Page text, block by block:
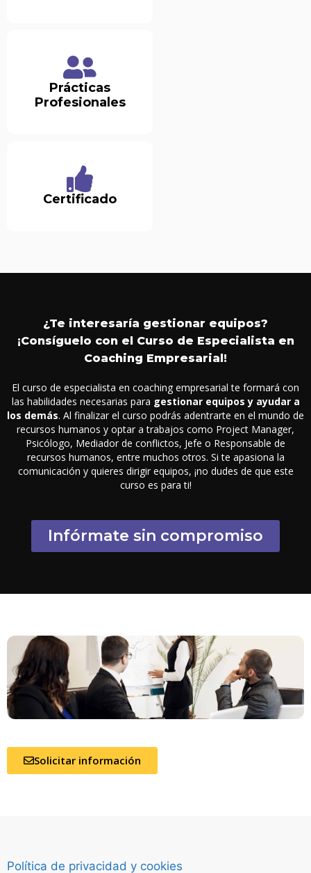
Prácticas
Profesionales
Certificado
¿Te interesaría gestionar equipos?
¡Consíguelo con el Curso de Especialista en
Coaching Empresarial!
El curso de especialista en coaching empresarial te formará con
las habilidades necesarias para gestionar equipos y ayudar a
los demás. Al finalizar el curso podrás adentrarte en el mundo de
recursos humanos y optar a trabajos como Project Manager,
Psicólogo, Mediador de conflictos, Jefe o Responsable de
recursos humanos, entre muchos otros. Si te apasiona la
comunicación y quieres dirigir equipos, ¡no dudes de que este
curso es para ti!
Infórmate sin compromiso
Solicitar información
Política de privacidad y cookies